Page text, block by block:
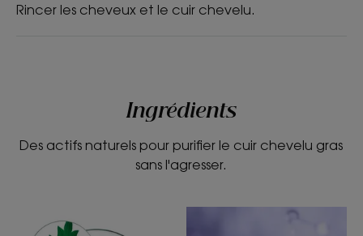
Rincer les cheveux et le cuir chevelu.
Ingrédients
Des actifs naturels pour purifier le cuir chevelu gras
sans l'agresser.